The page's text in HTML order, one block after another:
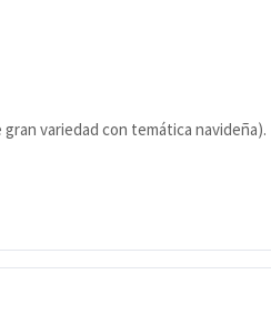
variedad con temática navideña).